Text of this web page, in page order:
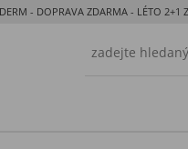
- DOPRAVA ZDARMA - LÉTO